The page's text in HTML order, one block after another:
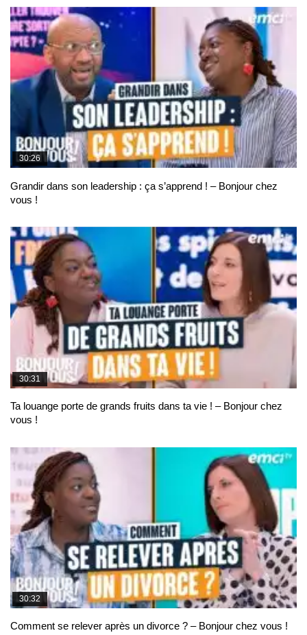
30:26
Grandir dans son leadership : ça s’apprend ! – Bonjour chez
vous !
30:31
Ta louange porte de grands fruits dans ta vie ! – Bonjour chez
vous !
30:32
Comment se relever après un divorce ? – Bonjour chez vous !